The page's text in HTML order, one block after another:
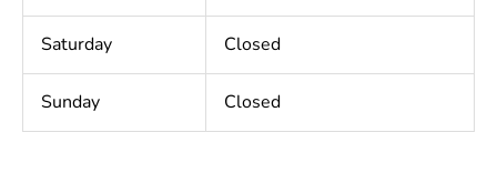
Saturday Closed
Sunday Closed